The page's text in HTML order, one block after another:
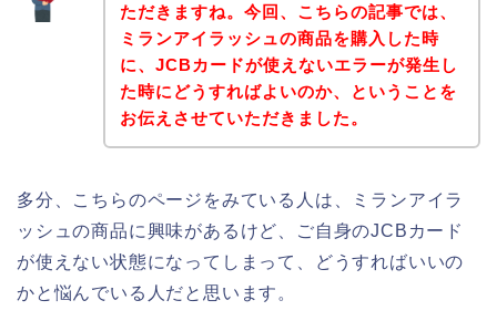
ただきますね。今回、こちらの記事では、
ミランアイラッシュの商品を購入した時
に、JCBカードが使えないエラーが発生し
た時にどうすればよいのか、ということを
お伝えさせていただきました。
多分、こちらのページをみている人は、ミランアイラ
ッシュの商品に興味があるけど、ご自身のJCBカード
が使えない状態になってしまって、どうすればいいの
かと悩んでいる人だと思います。